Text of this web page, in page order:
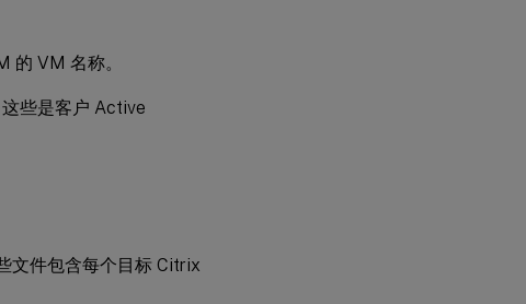
的 VM 名称。
些是客户 Active
文件包含每个目标 Citrix